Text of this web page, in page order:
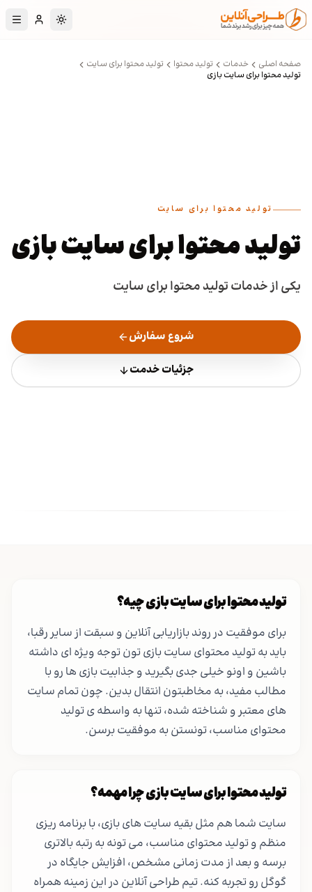
پرش به محتوای اصلی
تغییر به حالت
صفحه اصلی خدمات تولید محتوا
تولید محتوا برای سایت
تولید محتوا برای سایت بازی
تولید محتوا برای سایت
تولید محتوا برای سایت بازی
یکی از خدمات تولید محتوا برای سایت
شروع سفارش
جزئیات خدمت
تولید محتوا برای سایت بازی چیه؟
برای موفقیت در روند بازاریابی آنلاین و سبقت از سایر رقبا،
باید به تولید محتوای سایت بازی تون توجه ویژه ای داشته
باشین و اونو خیلی جدی بگیرید و جذابیت بازی ها رو با
مطالب مفید، به مخاطبتون انتقال بدین. چون تمام سایت
های معتبر و شناخته شده، تنها به واسطه ی تولید
محتوای مناسب، تونستن به موفقیت برسن.
تولید محتوا برای سایت بازی چرا مهمه؟
سایت شما هم مثل بقیه سایت های بازی، با برنامه ریزی
منظم و تولید محتوای مناسب، می تونه به رتبه بالاتری
برسه و بعد از مدت زمانی مشخص، افزایش جایگاه در
گوگل رو تجربه کنه. تیم طراحی آنلاین در این زمینه همراه